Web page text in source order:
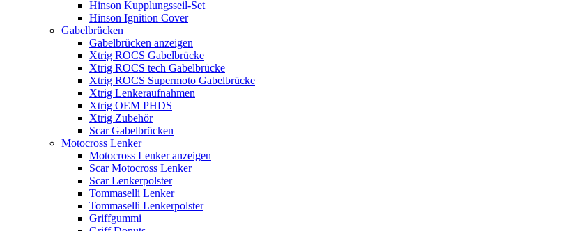
Hinson Kupplungsseil-Set
Hinson Ignition Cover
Gabelbrücken
Gabelbrücken anzeigen
Xtrig ROCS Gabelbrücke
Xtrig ROCS tech Gabelbrücke
Xtrig ROCS Supermoto Gabelbrücke
Xtrig Lenkeraufnahmen
Xtrig OEM PHDS
Xtrig Zubehör
Scar Gabelbrücken
Motocross Lenker
Motocross Lenker anzeigen
Scar Motocross Lenker
Scar Lenkerpolster
Tommaselli Lenker
Tommaselli Lenkerpolster
Griffgummi